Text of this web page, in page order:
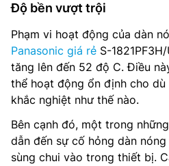
Độ bền vượt trội
Phạm vi hoạt động của dàn
Panasonic giá rẻ S-
tăng lên đến 52 độ C. Điều
thể hoạt động ổn định cho
khắc nghiệt như thế nào.
Bên cạnh đó, một trong
dẫn đến sự cố hỏng dàn
sùng chui vào trong thiết bị.